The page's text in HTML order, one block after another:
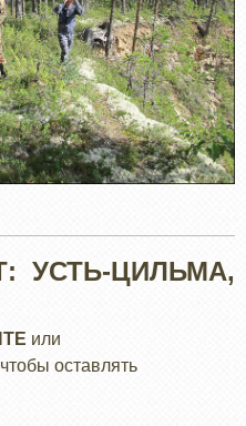
УСТЬ-ЦИЛЬМА,
или
оставлять